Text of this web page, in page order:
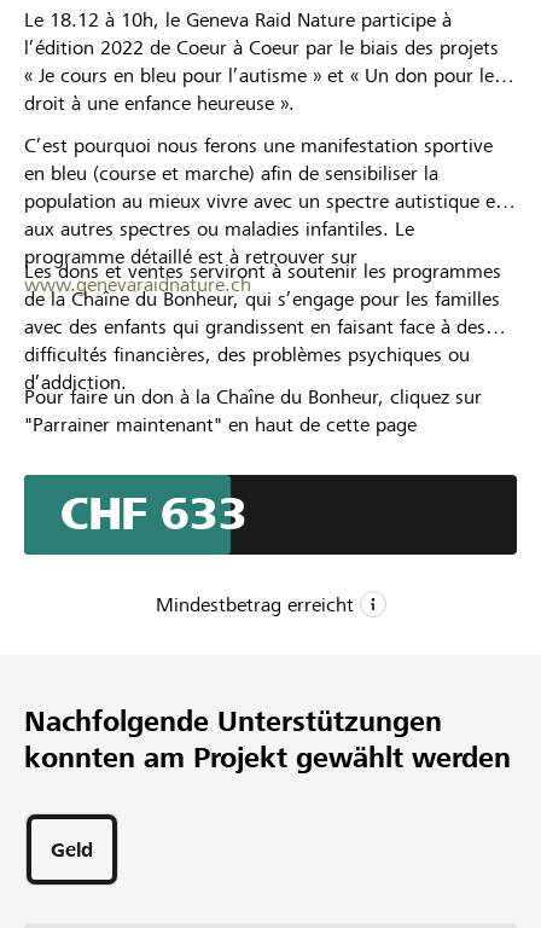
Le 18.12 à 10h, le Geneva Raid Nature participe à
l’édition 2022 de Coeur à Coeur par le biais des projets
« Je cours en bleu pour l’autisme » et « Un don pour le
droit à une enfance heureuse ».
C’est pourquoi nous ferons une manifestation sportive
en bleu (course et marche) afin de sensibiliser la
population au mieux vivre avec un spectre autistique et
aux autres spectres ou maladies infantiles. Le
programme détaillé est à retrouver sur
www.genevaraidnature.ch
Les dons et ventes serviront à soutenir les programmes
de la Chaîne du Bonheur, qui s’engage pour les familles
avec des enfants qui grandissent en faisant face à des
difficultés financières, des problèmes psychiques ou
d’addiction.
Pour faire un don à la Chaîne du Bonheur, cliquez sur
"Parrainer maintenant" en haut de cette page
CHF 633
Mindestbetrag erreicht
CHF 1’500
Wunschbetrag
Unterstützungen
Nachfolgende Unterstützungen
konnten am Projekt gewählt werden
Geld